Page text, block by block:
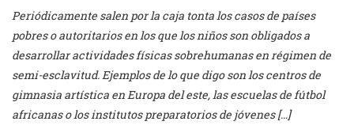
Periódicamente salen por la caja tonta los casos de países
pobres o autoritarios en los que los niños son obligados a
desarrollar actividades físicas sobrehumanas en régimen de
semi-esclavitud. Ejemplos de lo que digo son los centros de
gimnasia artística en Europa del este, las escuelas de fútbol
africanas o los institutos preparatorios de jóvenes […]